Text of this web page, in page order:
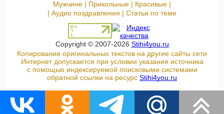
Мужчине | Прикольные | Красивые |
| Аудио поздравления | Статьи по теме
Copyright © 2007-2026 Stihi4you.ru
Копирование оригинальных текстов на другие сайты сети
Интернет допускается при условии указания источника
с помощью индексируемой поисковыми системами
обратной ссылки на ресурс Stihi4you.ru